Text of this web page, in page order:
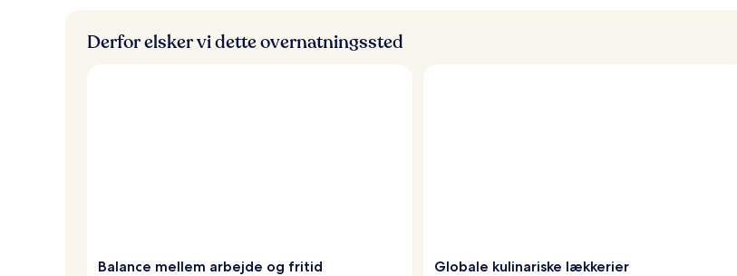
Derfor elsker vi dette overnatningssted
Balance mellem arbejde og fritid Globale kulinariske lækkerier